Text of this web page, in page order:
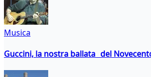
Musica
Guccini, la nostra ballata del